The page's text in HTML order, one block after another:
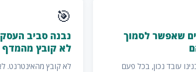
שאפשר לסמוך
עובד נכון, בכל פעם
🎯
נבנה סביב
לא קובץ מהמדף
לא קובץ מהאינטרנט.